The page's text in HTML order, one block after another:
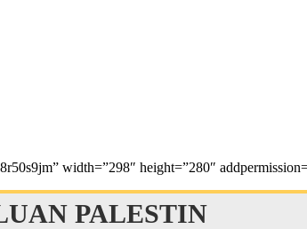
width=”298″ height=”280″
PALESTIN